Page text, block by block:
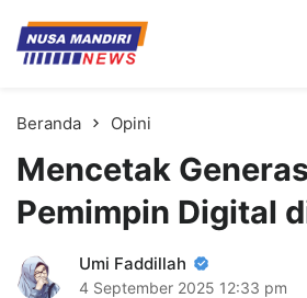
Kampus Digital
Universitas Nusa Mandiri
Beranda Opini
Mencetak
Pemimpin Digital
Umi Faddillah
4 September 2025 12:33 pm